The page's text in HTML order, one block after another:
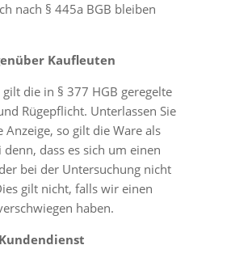
nach § 445a BGB bleiben
Kaufleuten
die in § 377 HGB geregelte
Rügepflicht. Unterlassen Sie
Anzeige, so gilt die Ware als
denn, dass es sich um einen
bei der Untersuchung nicht
gilt nicht, falls wir einen
haben.